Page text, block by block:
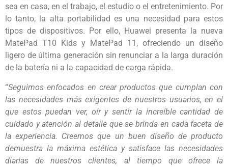
sea en casa, en el trabajo, el estudio o el entretenimiento. Por
lo tanto, la alta portabilidad es una necesidad para estos
tipos de dispositivos. Por ello, Huawei presenta la nueva
MatePad T10 Kids y MatePad 11, ofreciendo un diseño
ligero de última generación sin renunciar a la larga duración
de la batería ni a la capacidad de carga rápida.
“Seguimos enfocados en crear productos que cumplan con
las necesidades más exigentes de nuestros usuarios, en el
que estos puedan ver, oír y sentir la increíble cantidad de
cuidado y atención al detalle que se brinda en cada faceta de
la experiencia. Creemos que un buen diseño de producto
demuestra la máxima estética y satisface las necesidades
diarias de nuestros clientes, al tiempo que ofrece la